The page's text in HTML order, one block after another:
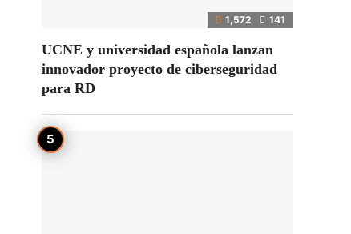
1,572 141
UCNE y universidad española lanzan
innovador proyecto de ciberseguridad
para RD